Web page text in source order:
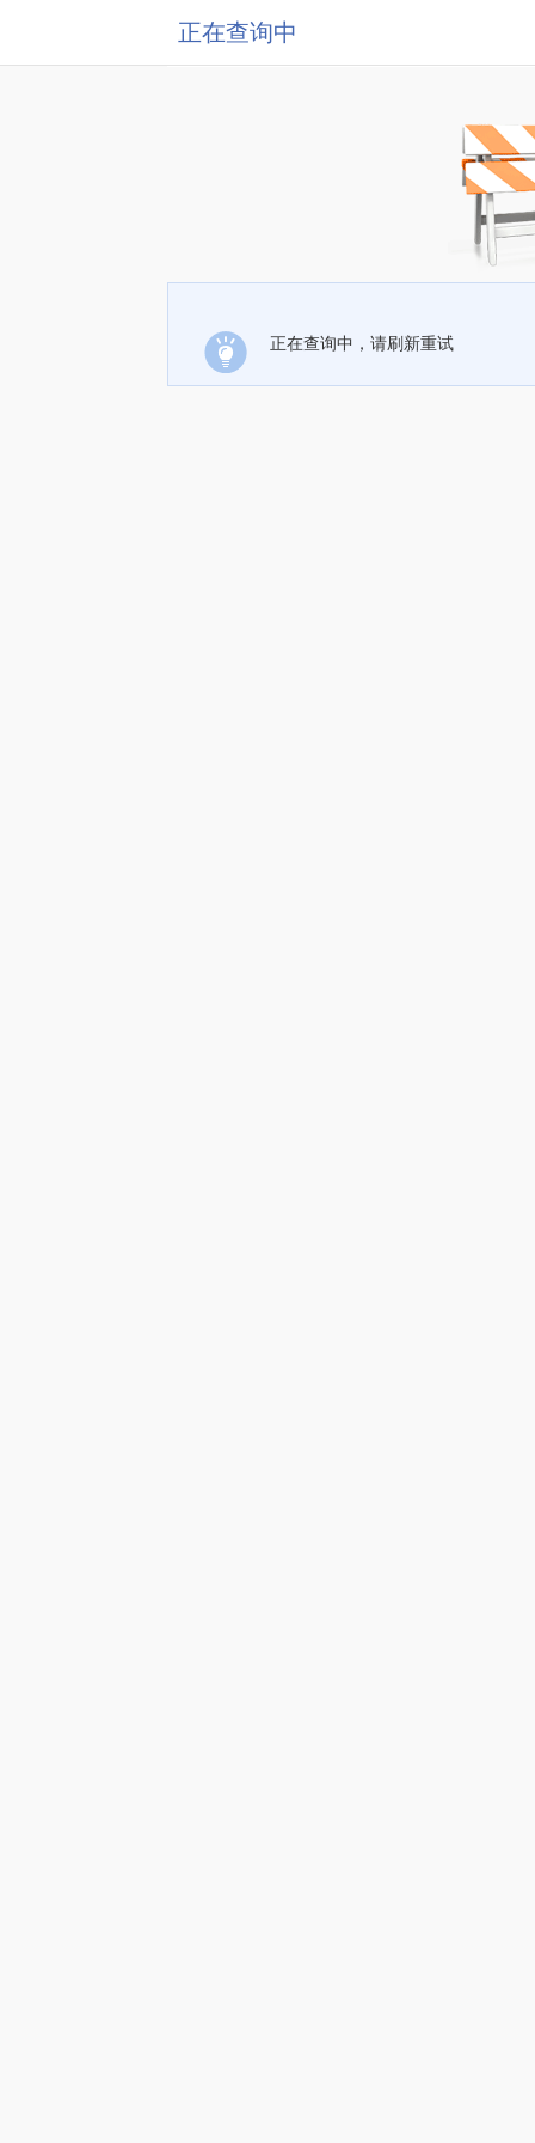
正在查询中
正在查询中，请刷新重试